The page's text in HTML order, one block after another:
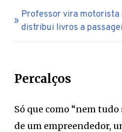
Professor vira motorista
distribui livros a
Percalços
Só que como “nem
de um empreendedor,